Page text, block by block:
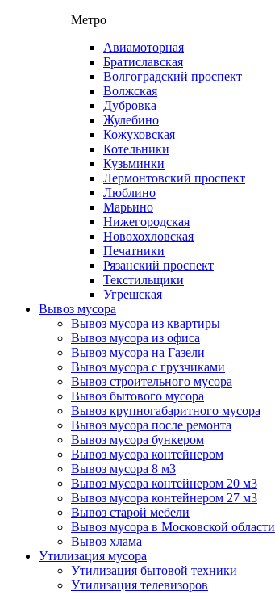
Метро
Авиамоторная
Братиславская
Волгоградский проспект
Волжская
Дубровка
Жулебино
Кожуховская
Котельники
Кузьминки
Лермонтовский проспект
Люблино
Марьино
Нижегородская
Новохохловская
Печатники
Рязанский проспект
Текстильщики
Угрешская
Вывоз мусора
Вывоз мусора из квартиры
Вывоз мусора из офиса
Вывоз мусора на Газели
Вывоз мусора с грузчиками
Вывоз строительного мусора
Вывоз бытового мусора
Вывоз крупногабаритного мусора
Вывоз мусора после ремонта
Вывоз мусора бункером
Вывоз мусора контейнером
Вывоз мусора 8 м3
Вывоз мусора контейнером 20 м3
Вывоз мусора контейнером 27 м3
Вывоз старой мебели
Вывоз мусора в Московской области
Вывоз хлама
Утилизация мусора
Утилизация бытовой техники
Утилизация телевизоров